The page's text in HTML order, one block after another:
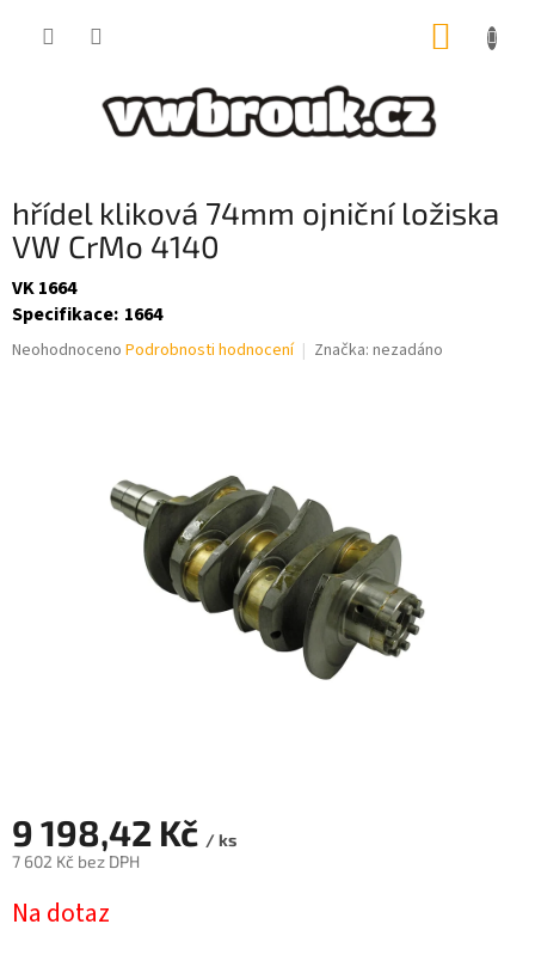
hřídel kliková 74mm ojniční ložiska
VW CrMo 4140
VK 1664
Specifikace: 1664
Průměrné
Neohodnoceno Podrobnosti hodnocení Značka: nezadáno
9 198,42 Kč / ks
7 602 Kč bez DPH
cena:
Na dotaz